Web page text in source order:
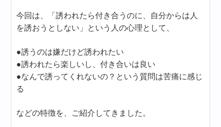
今回は、「誘われたら付き合うのに、自分からは人
を誘おうとしない」という人の心理として、
●誘うのは嫌だけど誘われたい
●誘われたら楽しいし、付き合いは良い
●なんで誘ってくれないの？という質問は苦痛に感じ
る
などの特徴を、ご紹介してきました。